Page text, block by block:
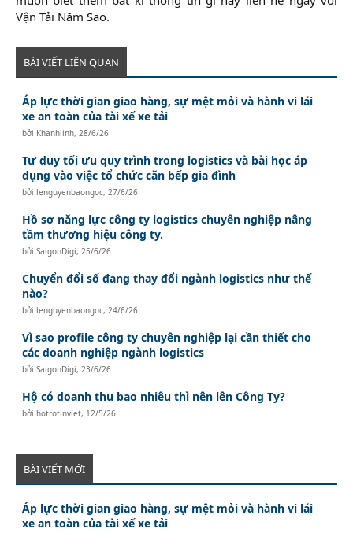
Vận Tải Năm Sao.​
BÀI VIẾT LIÊN QUAN
Áp lực thời gian giao hàng, sự mệt mỏi và hành vi lái
xe an toàn của tài xế xe tải
bởi Khanhlinh,28/6/26
Tư duy tối ưu quy trình trong logistics và bài học áp
dụng vào việc tổ chức căn bếp gia đình
bởilenguyenbaongoc,27/6/26
Hồ sơ năng lực công ty logistics chuyên nghiệp nâng
tầm thương hiệu công ty.
bởiSaigonDigi,25/6/26
Chuyển đổi số đang thay đổi ngành logistics như thế
nào?
bởilenguyenbaongoc,24/6/26
Vì sao profile công ty chuyên nghiệp lại cần thiết cho
các doanh nghiệp ngành logistics
bởiSaigonDigi,23/6/26
Hộ có doanh thu bao nhiêu thì nên lên Công Ty?
bởihotrotinviet, 12/5/26
BÀI VIẾT MỚI
Áp lực thời gian giao hàng, sự mệt mỏi và hành vi lái
xe an toàn của tài xế xe tải